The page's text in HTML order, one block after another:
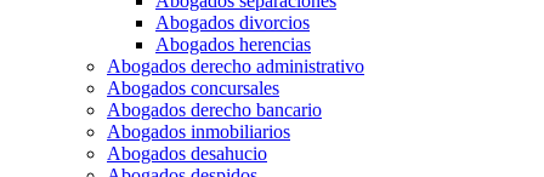
Abogados divorcios
Abogados herencias
Abogados derecho administrativo
Abogados concursales
Abogados derecho bancario
Abogados inmobiliarios
Abogados desahucio